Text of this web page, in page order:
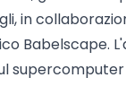
in
Babelscape.